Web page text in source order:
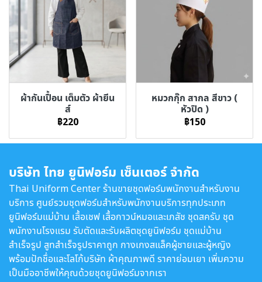
ผ้ากันเปื้อน เต็มตัว ผ้ายีน
ส์
฿220
หมวกกุ๊ก สากล สีขาว (
หัวปิด )
฿150
บริษัท ไทย ยูนิฟอร์ม เซ็นเตอร์ จำกัด
Thai Uniform Center ร้านขายชุดฟอร์มพนักงานสำหรับงาน
บริการ ศูนย์รวมชุดฟอร์มสำหรับพนักงานบริการทุกประเภท
ยูนิฟอร์มแม่บ้าน เสื้อเชฟ เสื้อกาวน์หมอและเภสัช ชุดสครับ ชุด
พนักงานโรงแรม รับตัดและรับผลิตชุดยูนิฟอร์ม ชุดแม่บ้าน
สำเร็จรูป สูทสำเร็จรูปราคาถูก กางเกงสแล็คผู้ชายและผู้หญิง
พร้อมปักชื่อและโลโก้บริษัท ผ้าคุณภาพดี ราคาย่อมเยา เพิ่มความ
เป็นมืออาชีพให้คุณด้วยชุดยูนิฟอร์มจากเรา